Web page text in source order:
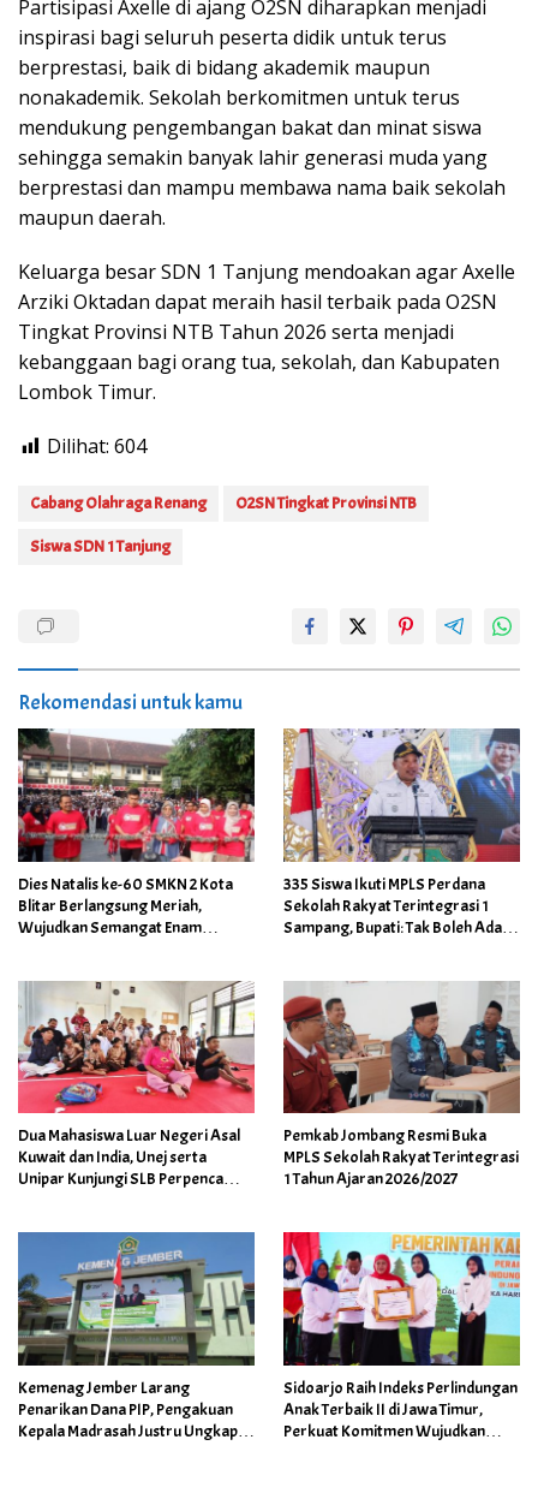
Partisipasi Axelle di ajang O2SN diharapkan menjadi
inspirasi bagi seluruh peserta didik untuk terus
berprestasi, baik di bidang akademik maupun
nonakademik. Sekolah berkomitmen untuk terus
mendukung pengembangan bakat dan minat siswa
sehingga semakin banyak lahir generasi muda yang
berprestasi dan mampu membawa nama baik sekolah
maupun daerah.
Keluarga besar SDN 1 Tanjung mendoakan agar Axelle
Arziki Oktadan dapat meraih hasil terbaik pada O2SN
Tingkat Provinsi NTB Tahun 2026 serta menjadi
kebanggaan bagi orang tua, sekolah, dan Kabupaten
Lombok Timur.
Dilihat: 604
Cabang Olahraga Renang O2SN Tingkat Provinsi NTB
Siswa SDN 1 Tanjung
Rekomendasi untuk kamu
Dies Natalis ke-60 SMKN 2 Kota
Blitar Berlangsung Meriah,
Wujudkan Semangat Enam
335 Siswa Ikuti MPLS Perdana
Sekolah Rakyat Terintegrasi 1
Sampang, Bupati: Tak Boleh Ada
Dua Mahasiswa Luar Negeri Asal
Kuwait dan India, Unej serta
Unipar Kunjungi SLB Perpenca
Pemkab Jombang Resmi Buka
MPLS Sekolah Rakyat Terintegrasi
1 Tahun Ajaran 2026/2027
Kemenag Jember Larang
Penarikan Dana PIP, Pengakuan
Kepala Madrasah Justru Ungkap
Sidoarjo Raih Indeks Perlindungan
Anak Terbaik II di Jawa Timur,
Perkuat Komitmen Wujudkan